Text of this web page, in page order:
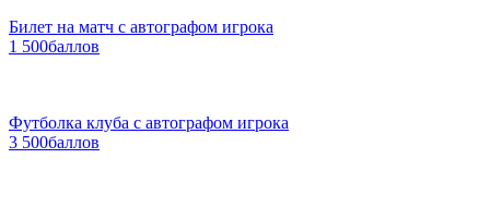
Билет на матч с автографом игрока
1 500баллов
Футболка клуба с автографом игрока
3 500баллов